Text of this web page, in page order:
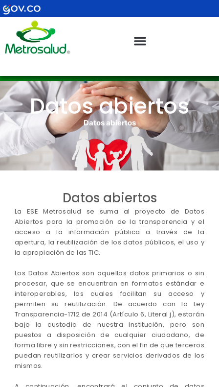
Ir
al
contenido
Datos abiertos
Datos abiertos
Datos abiertos
La ESE Metrosalud se suma al proyecto de Datos
Abiertos para la promoción de la transparencia y el
acceso a la información pública a través de la
apertura, la reutilización de los datos públicos, el uso y
la apropiación de las TIC.
Los Datos Abiertos son aquellos datos primarios o sin
procesar, que se encuentran en formatos estándar e
interoperables, los cuales facilitan su acceso y
permiten su reutilización. De acuerdo con la Ley
Transparencia-1712 de 2014 (Artículo 6, Literal j), estarán
bajo la custodia de nuestra Institución, pero son
puestos a disposición de cualquier ciudadano, de
forma libre y sin restricciones, con el fin de que terceros
puedan reutilizarlos y crear servicios derivados de los
mismos.